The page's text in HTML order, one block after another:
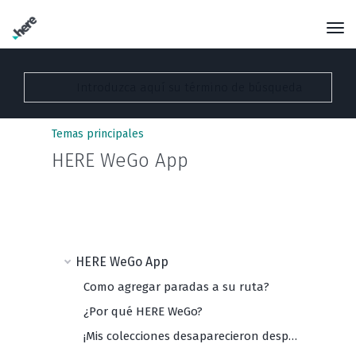
Temas principales
HERE WeGo App
HERE WeGo App
Como agregar paradas a su ruta?
¿Por qué HERE WeGo?
¡Mis colecciones desaparecieron después de la actualización de la aplicación! ¿Qué debo hacer?